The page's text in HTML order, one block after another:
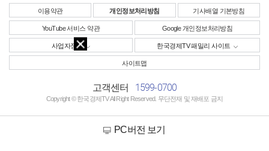
이용약관 개인정보처리방침 기사배열 기본방침
YouTube 서비스 약관 Google 개인정보처리방침
사업자정보 한국경제TV 패밀리 사이트
사이트맵
고객센터 1599-0700
Copyright © 한국경제TV All Right Reserved. 무단전재 및 재배포 금지
PC버전 보기